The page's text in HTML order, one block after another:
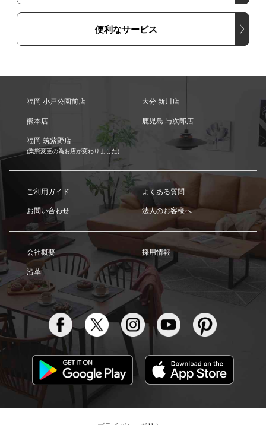
便利なサービス
福岡 小戸公園前店 大分 新川店
熊本店 鹿児島 与次郎店
福岡 筑紫野店
(業態変更の為お店が変わりました)
ご利用ガイド よくある質問
お問い合わせ 法人のお客様へ
会社概要 採用情報
沿革